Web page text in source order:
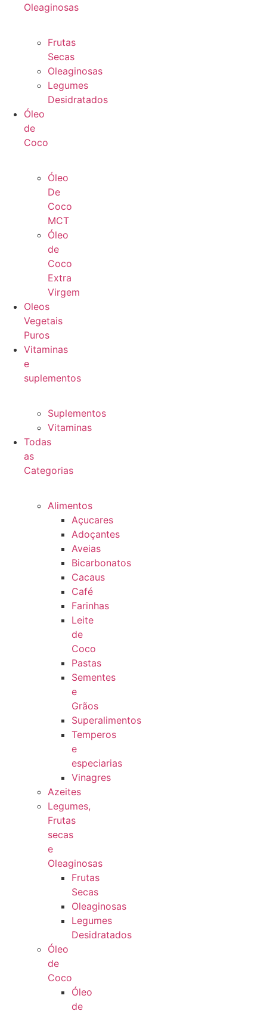
Oleaginosas
Frutas
Secas
Oleaginosas
Legumes
Desidratados
Óleo
de
Coco
Óleo
De
Coco
MCT
Óleo
de
Coco
Extra
Virgem
Oleos
Vegetais
Puros
Vitaminas
e
suplementos
Suplementos
Vitaminas
Todas
as
Categorias
Alimentos
Açucares
Adoçantes
Aveias
Bicarbonatos
Cacaus
Café
Farinhas
Leite
de
Coco
Pastas
Sementes
e
Grãos
Superalimentos
Temperos
e
especiarias
Vinagres
Azeites
Legumes,
Frutas
secas
e
Oleaginosas
Frutas
Secas
Oleaginosas
Legumes
Desidratados
Óleo
de
Coco
Óleo
de